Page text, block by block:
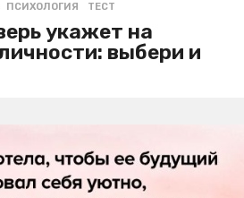
,ПСИХОЛОГИЯ ,ТЕСТ
укажет на
выбери и